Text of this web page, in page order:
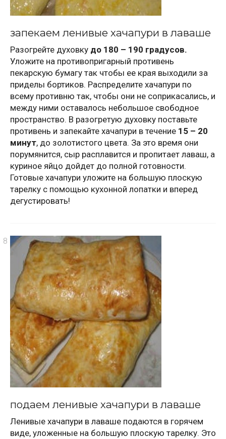
запекаем ленивые хачапури в лаваше
Разогрейте духовку до 180 – 190 градусов.
Уложите на противопригарный противень
пекарскую бумагу так чтобы ее края выходили за
приделы бортиков. Распределите хачапури по
всему противню так, чтобы они не соприкасались, и
между ними оставалось небольшое свободное
пространство. В разогретую духовку поставьте
противень и запекайте хачапури в течение 15 – 20
минут, до золотистого цвета. За это время они
порумянится, сыр расплавится и пропитает лаваш, а
куриное яйцо дойдет до полной готовности.
Готовые хачапури уложите на большую плоскую
тарелку с помощью кухонной лопатки и вперед
дегустировать!
подаем ленивые хачапури в лаваше
Ленивые хачапури в лаваше подаются в горячем
виде, уложенные на большую плоскую тарелку. Это